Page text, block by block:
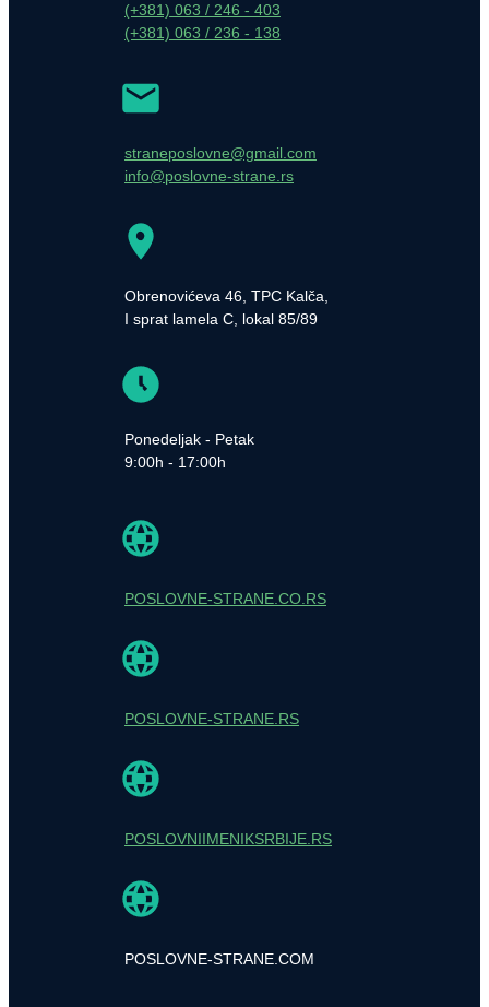
(+381) 063 / 246 - 403
(+381) 063 / 236 - 138
straneposlovne@gmail.com
info@poslovne-strane.rs
Obrenovićeva 46, TPC Kalča,
I sprat lamela C, lokal 85/89
Ponedeljak - Petak
9:00h - 17:00h
POSLOVNE-STRANE.CO.RS
POSLOVNE-STRANE.RS
POSLOVNIIMENIKSRBIJE.RS
POSLOVNE-STRANE.COM